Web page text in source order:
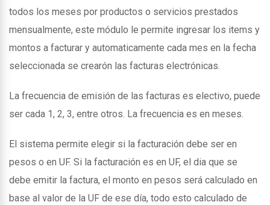
todos los meses por productos o servicios prestados
mensualmente, este módulo le permite ingresar los items y
montos a facturar y automaticamente cada mes en la fecha
seleccionada se crearón las facturas electrónicas.
La frecuencia de emisión de las facturas es electivo, puede
ser cada 1, 2, 3, entre otros. La frecuencia es en meses.
El sistema permite elegir si la facturación debe ser en
pesos o en UF. Si la facturación es en UF, el dia que se
debe emitir la factura, el monto en pesos será calculado en
base al valor de la UF de ese día, todo esto calculado de